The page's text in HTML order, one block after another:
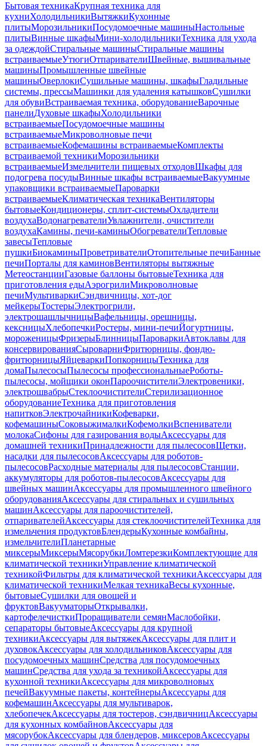
Бытовая техникаКрупная техника для
кухниХолодильникиВытяжкиКухонные
плитыМорозильникиПосудомоечные машиныНастольные
плитыВинные шкафыМини-холодильникиТехника для ухода
за одеждойСтиральные машиныСтиральные машины
встраиваемыеУтюгиОтпаривателиШвейные, вышивальные
машиныПромышленные швейные
машиныОверлокиСушильные машины, шкафыГладильные
системы, прессыМашинки для удаления катышковСушилки
для обувиВстраиваемая техника, оборудованиеВарочные
панелиДуховые шкафыХолодильники
встраиваемыеПосудомоечные машины
встраиваемыеМикроволновые печи
встраиваемыеКофемашины встраиваемыеКомплекты
встраиваемой техникиМорозильники
встраиваемыеИзмельчители пищевых отходовШкафы для
подогрева посудыВинные шкафы встраиваемыеВакуумные
упаковщики встраиваемыеПароварки
встраиваемыеКлиматическая техникаВентиляторы
бытовыеКондиционеры, сплит-системыОхладители
воздухаВодонагревателиУвлажнители, очистители
воздухаКамины, печи-каминыОбогревателиТепловые
завесыТепловые
пушкиБиокаминыПроветривателиОтопительные печиБанные
печиПорталы для каминовВентиляторы вытяжные
МетеостанцииГазовые баллоны бытовыеТехника для
приготовления едыАэрогрилиМикроволновые
печиМультиваркиСэндвичницы, хот-дог
мейкерыТостерыЭлектрогрили,
электрошашлычницыВафельницы, орешницы,
кексницыХлебопечкиРостеры, мини-печиЙогуртницы,
мороженицыФризерыБлинницыПароваркиАвтоклавы для
консервированияСыроварниФритюрницы, фондю-
фритюрницыЯйцеваркиПопкорницыТехника для
домаПылесосыПылесосы профессиональныеРоботы-
пылесосы, мойщики оконПароочистителиЭлектровеники,
электрошвабрыСтеклоочистителиСтерилизационное
оборудованиеТехника для приготовления
напитковЭлектрочайникиКофеварки,
кофемашиныСоковыжималкиКофемолкиВспениватели
молокаСифоны для газирования водыАксессуары для
домашней техникиПринадлежности для пылесосовЩетки,
насадки для пылесосовАксессуары для роботов-
пылесосовРасходные материалы для пылесосовСтанции,
аккумуляторы для роботов-пылесосовАксессуары для
швейных машинАксессуары для промышленного швейного
оборудованияАксессуары для стиральных и сушильных
машинАксессуары для пароочистителей,
отпаривателейАксессуары для стеклоочистителейТехника для
измельчения продуктовБлендерыКухонные комбайны,
измельчителиПланетарные
миксерыМиксерыМясорубкиЛомтерезкиКомплектующие для
климатической техникиУправление климатической
техникойФильтры для климатической техникиАксессуары для
климатической техникиМелкая техникаВесы кухонные,
бытовыеСушилки для овощей и
фруктовВакууматорыОткрывалки,
картофелечисткиПроращиватели семянМаслобойки,
сепараторы бытовыеАксессуары для крупной
техникиАксессуары для вытяжекАксессуары для плит и
духовокАксессуары для холодильниковАксессуары для
посудомоечных машинСредства для посудомоечных
машинСредства для ухода за техникойАксессуары для
кухонной техникиАксессуары для микроволновых
печейВакуумные пакеты, контейнерыАксессуары для
кофемашинАксессуары для мультиварок,
хлебопечекАксессуары для тостеров, сэндвичницАксессуары
для кухонных комбайновАксессуары для
мясорубокАксессуары для блендеров, миксеровАксессуары